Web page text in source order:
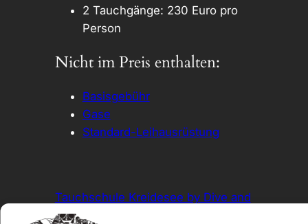
2 Tauchgänge: 230 Euro pro
Person
Nicht im Preis enthalten:
Basisgebühr
Gase
Standard-Leihausrüstung
Tauchschule Kreidesee by Dive and
Chill SDI/TDI 5 Star Instructor